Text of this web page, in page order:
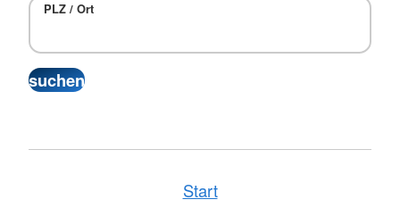
PLZ / Ort
Start